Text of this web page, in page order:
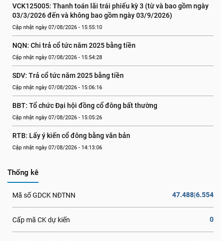
VCK125005: Thanh toán lãi trái phiếu kỳ 3 (từ và bao gồm ngày
03/3/2026 đến và không bao gồm ngày 03/9/2026)
Cập nhật ngày 07/08/2026 - 15:55:10
NQN: Chi trả cổ tức năm 2025 bằng tiền
Cập nhật ngày 07/08/2026 - 15:54:28
SDV: Trả cổ tức năm 2025 bằng tiền
Cập nhật ngày 07/08/2026 - 15:06:16
BBT: Tổ chức Đại hội đồng cổ đông bất thường
Cập nhật ngày 07/08/2026 - 15:05:26
RTB: Lấy ý kiến cổ đông bằng văn bản
Cập nhật ngày 07/08/2026 - 14:13:06
Thống kê
Mã số GDCK NĐTNN 47.488|6.554
Cấp mã CK dự kiến 0